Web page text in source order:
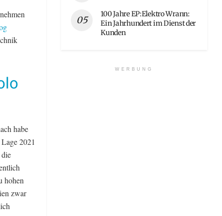
habe
2021
hohen
zwar
100 Jahre EP:Elektro Wrann:
Ein Jahrhundert im Dienst der
Kunden
WERBUNG